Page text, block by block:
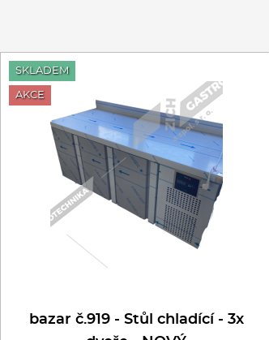
bazar č.919 - Stůl chladící - 3x
SKLADEM
AKCE